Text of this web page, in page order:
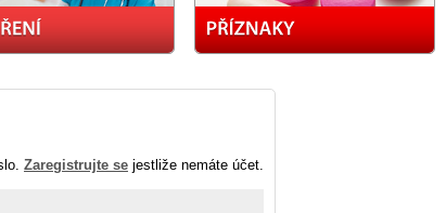
Zaregistrujte se jestliže nemáte účet.